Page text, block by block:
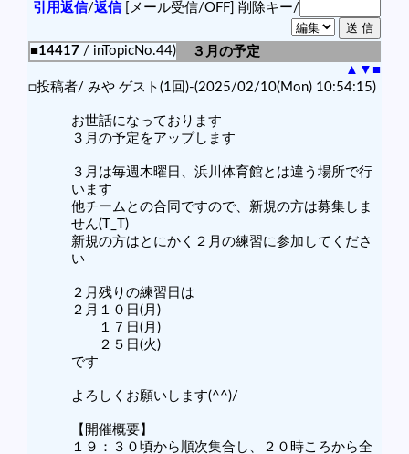
引用返信/返信[メール受信/OFF] 削除キー/
■14417 / inTopicNo.44)
３月の予定
▲ ▼ ■
□投稿者/ みや ゲスト(1回)-(2025/02/10(Mon) 10:54:15)
お世話になっております
３月の予定をアップします
３月は毎週木曜日、浜川体育館とは違う場所で行
います
他チームとの合同ですので、新規の方は募集しま
せん(T_T)
新規の方はとにかく２月の練習に参加してくださ
い
２月残りの練習日は
２月１０日(月)
１７日(月)
２５日(火)
です
よろしくお願いします(^^)/
【開催概要】
１９：３０頃から順次集合し、２０時ころから全